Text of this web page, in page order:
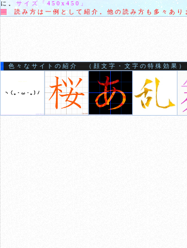
に。 サイズ「 450x450 」
読み方は一例として紹介。他の読み方も多々あり
色々なサイトの紹介 （顔文字・文字の特殊効果）